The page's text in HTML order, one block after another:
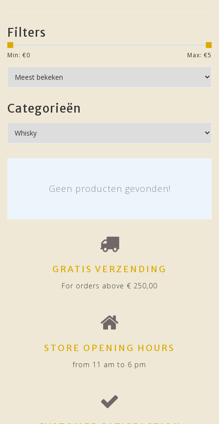
Filters
Min: €0 Max: €5
Categorieën
Geen producten gevonden!
GRATIS VERZENDING
For orders above € 250,00
STORE OPENING HOURS
from 11 am to 6 pm